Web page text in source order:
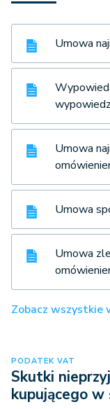
Umowa
Umowa
Umowa
Umowa
Zobacz wszystkie
PODATEK VAT
Skutki
kupującego